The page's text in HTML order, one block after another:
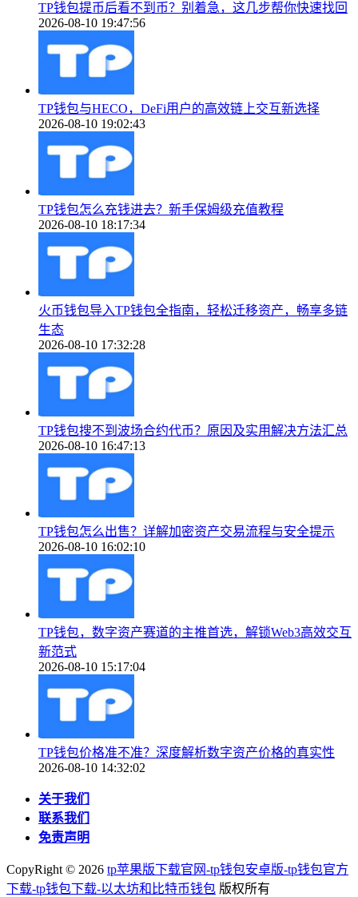
TP钱包提币后看不到币？别着急，这几步帮你快速找回
2026-08-10 19:47:56
TP钱包与HECO，DeFi用户的高效链上交互新选择
2026-08-10 19:02:43
TP钱包怎么充钱进去？新手保姆级充值教程
2026-08-10 18:17:34
火币钱包导入TP钱包全指南，轻松迁移资产，畅享多链
生态
2026-08-10 17:32:28
TP钱包搜不到波场合约代币？原因及实用解决方法汇总
2026-08-10 16:47:13
TP钱包怎么出售？详解加密资产交易流程与安全提示
2026-08-10 16:02:10
TP钱包，数字资产赛道的主推首选，解锁Web3高效交互
新范式
2026-08-10 15:17:04
TP钱包价格准不准？深度解析数字资产价格的真实性
2026-08-10 14:32:02
关于我们
联系我们
免责声明
CopyRight © 2026 tp苹果版下载官网-tp钱包安卓版-tp钱包官方
下载-tp钱包下载-以太坊和比特币钱包 版权所有